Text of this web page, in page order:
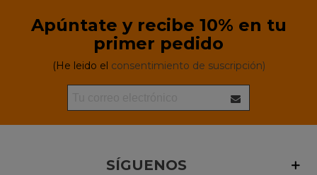
Apúntate y recibe 10% en tu
primer pedido
(He leido el consentimiento de suscripción)
SÍGUENOS